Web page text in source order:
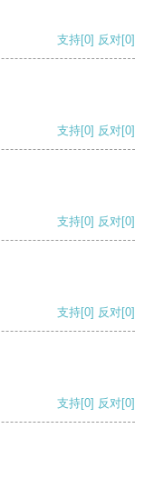
支持[0] 反对[0]
支持[0] 反对[0]
支持[0] 反对[0]
支持[0] 反对[0]
支持[0] 反对[0]